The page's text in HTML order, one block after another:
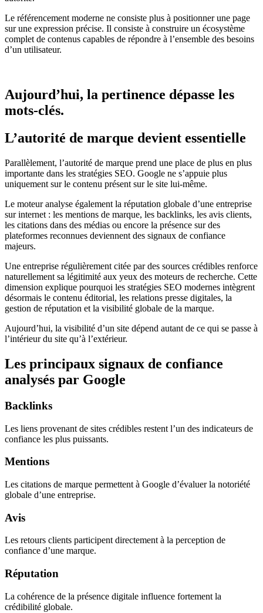
Le référencement moderne ne consiste plus à positionner une page
sur une expression précise. Il consiste à construire un écosystème
complet de contenus capables de répondre à l’ensemble des besoins
d’un utilisateur.
Aujourd’hui, la pertinence dépasse les
mots-clés.
L’autorité de marque devient essentielle
Parallèlement, l’autorité de marque prend une place de plus en plus
importante dans les stratégies SEO. Google ne s’appuie plus
uniquement sur le contenu présent sur le site lui-même.
Le moteur analyse également la réputation globale d’une entreprise
sur internet : les mentions de marque, les backlinks, les avis clients,
les citations dans des médias ou encore la présence sur des
plateformes reconnues deviennent des signaux de confiance
majeurs.
Une entreprise régulièrement citée par des sources crédibles renforce
naturellement sa légitimité aux yeux des moteurs de recherche. Cette
dimension explique pourquoi les stratégies SEO modernes intègrent
désormais le contenu éditorial, les relations presse digitales, la
gestion de réputation et la visibilité globale de la marque.
Aujourd’hui, la visibilité d’un site dépend autant de ce qui se passe à
l’intérieur du site qu’à l’extérieur.
Les principaux signaux de confiance
analysés par Google
Backlinks
Les liens provenant de sites crédibles restent l’un des indicateurs de
confiance les plus puissants.
Mentions
Les citations de marque permettent à Google d’évaluer la notoriété
globale d’une entreprise.
Avis
Les retours clients participent directement à la perception de
confiance d’une marque.
Réputation
La cohérence de la présence digitale influence fortement la
crédibilité globale.